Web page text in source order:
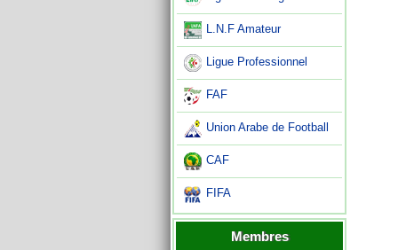
L.N.F Amateur
Ligue Professionnel
FAF
Union Arabe de Football
CAF
FIFA
Membres